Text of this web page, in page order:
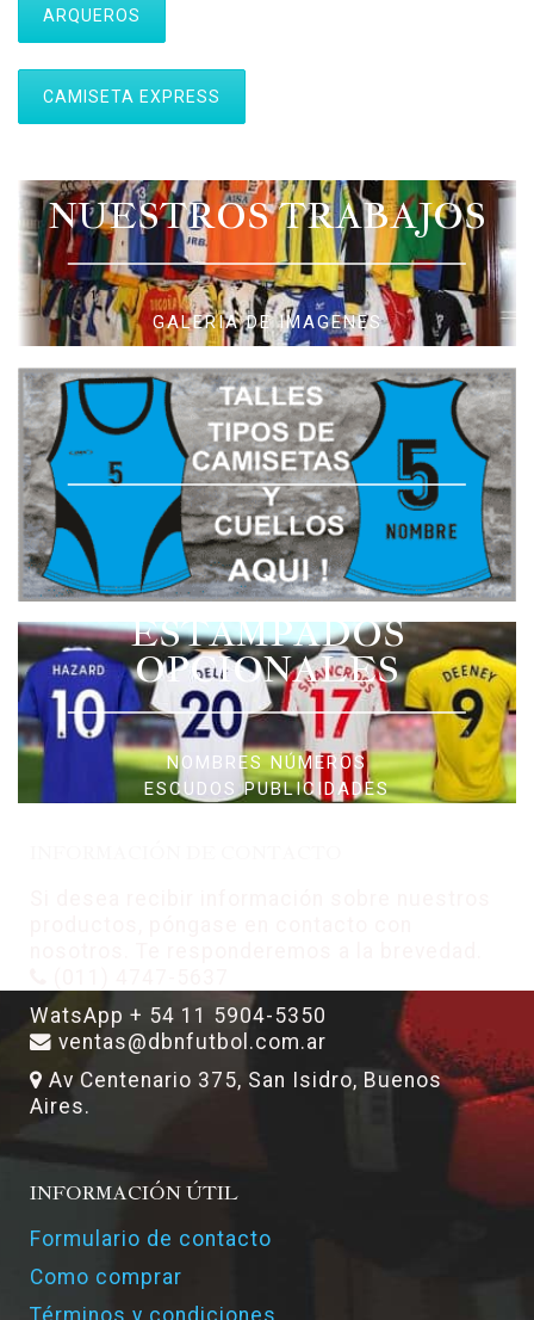
ARQUEROS
CAMISETA EXPRESS
NUESTROS TRABAJOS
GALERIA DE IMAGENES
ESTAMPADOS
OPCIONALES
NOMBRES NÚMEROS
ESCUDOS PUBLICIDADES
WatsApp + 54 11 5904-5350
ventas@dbnfutbol.com.ar
Av Centenario 375, San Isidro, Buenos
Aires.
INFORMACIÓN ÚTIL
Formulario de contacto
Como comprar
Términos y condiciones